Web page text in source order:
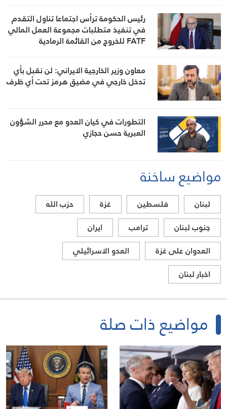
رئيس الحكومة ترأس اجتماعا تناول التقدم
في تنفيذ متطلبات مجموعة العمل المالي
FATF للخروج من القائمة الرمادية
معاون وزير الخارجية الايراني: لن نقبل بأي
تدخل خارجي في مضيق هرمز تحت أي ظرف
التطورات في كيان العدو مع محرر الشؤون
العبرية حسن حجازي
مواضيع ساخنة
لبنان فلسطين غزة
حزب الله
جنوب لبنان
ترامب
ايران
العدوان على غزة
العدو الاسرائيلي
اخبار لبنان
مواضيع ذات صلة